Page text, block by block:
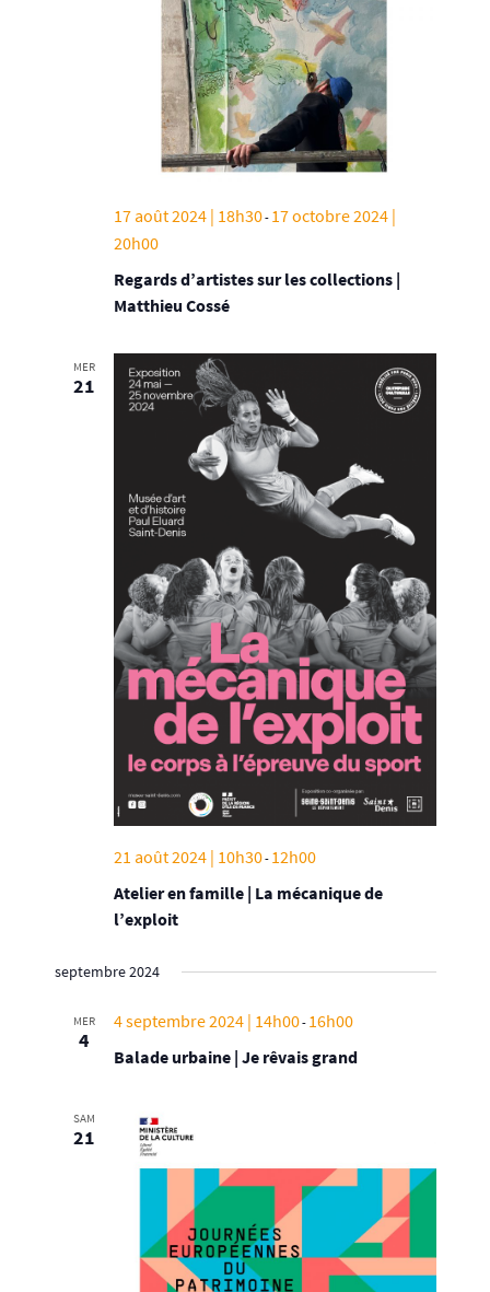
Regards d’artistes sur les collections |
Matthieu Cossé
17 août 2024 | 18h30- 17 octobre 2024 |
20h00
MER
21
Atelier en famille | La mécanique de
l’exploit
21 août 2024 | 10h30- 12h00
septembre 2024
MER
4
Balade urbaine | Je rêvais grand
4 septembre 2024 | 14h00- 16h00
SAM
21